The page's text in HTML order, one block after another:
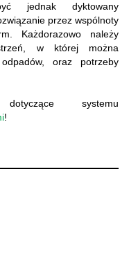
jednak dyktowany
przez wspólnoty
Każdorazowo należy
w której można
oraz potrzeby
systemu
!